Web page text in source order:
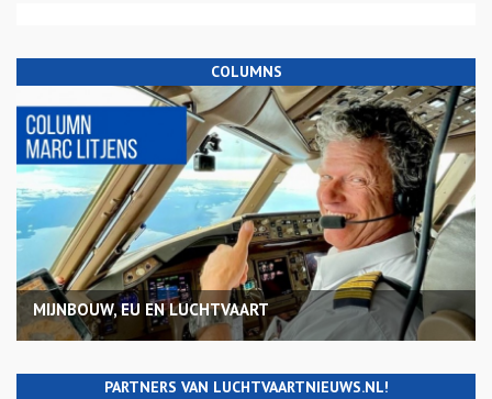
COLUMNS
MIJNBOUW, EU EN LUCHTVAART
PARTNERS VAN LUCHTVAARTNIEUWS.NL!